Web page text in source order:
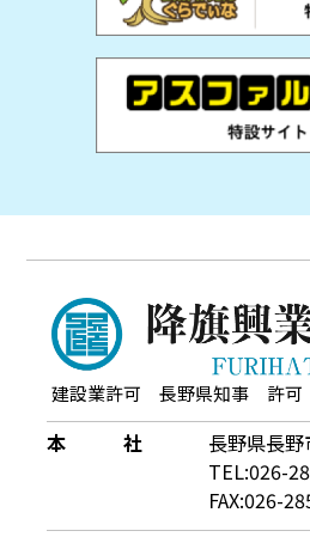
建設業許可 長野県知事 許可
本 社
長野県長
TEL:026-
FAX:026-